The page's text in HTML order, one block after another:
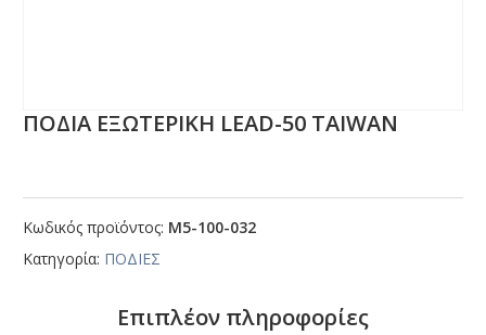
ΠΟΔΙΑ ΕΞΩΤΕΡΙΚΗ LΕΑD-50 ΤΑΙWΑΝ
Κωδικός προϊόντος: Μ5-100-032
Κατηγορία: ΠΟΔΙΕΣ
Επιπλέον πληροφορίες